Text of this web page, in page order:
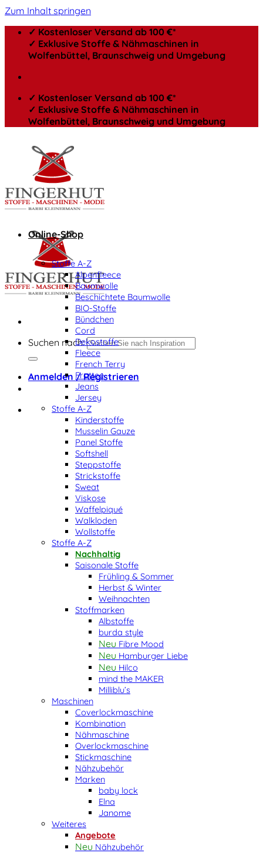
Zum Inhalt springen
✓ Kostenloser Versand ab 100 €*
✓ Exklusive Stoffe & Nähmaschinen in
Wolfenbüttel, Braunschweig und Umgebung
✓ Kostenloser Versand ab 100 €*
✓ Exklusive Stoffe & Nähmaschinen in
Wolfenbüttel, Braunschweig und Umgebung
Suchen nach:
Anmelden / Registrieren
Online-Shop
Stoffe A-Z
Alpenfleece
Baumwolle
Beschichtete Baumwolle
BIO-Stoffe
Bündchen
Cord
Dekostoffe
Fleece
French Terry
Frottee
Jeans
Jersey
Stoffe A-Z
Kinderstoffe
Musselin Gauze
Panel Stoffe
Softshell
Steppstoffe
Strickstoffe
Sweat
Viskose
Waffelpiqué
Walkloden
Wollstoffe
Stoffe A-Z
Nachhaltig
Saisonale Stoffe
Frühling & Sommer
Herbst & Winter
Weihnachten
Stoffmarken
Albstoffe
burda style
Fibre Mood
Hamburger Liebe
Hilco
mind the MAKER
Milliblu’s
Maschinen
Coverlockmaschine
Kombination
Nähmaschine
Overlockmaschine
Stickmaschine
Nähzubehör
Marken
baby lock
Elna
Janome
Weiteres
Angebote
Nähzubehör